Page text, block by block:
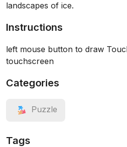
landscapes of ice.
Instructions
left mouse button to draw
touchscreen
Categories
Puzzle
Tags